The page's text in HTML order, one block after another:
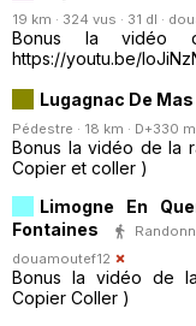
19 km · 324 vus · 31 dl ·
Bonus la
https://youtu.be/
Lugagnac De
Pédestre · 18 km · D+330
Bonus la vidéo de la
Copier et coller )
Limogne En
Fontaines
douamoutef12
Bonus la vidéo de
Copier Coller )